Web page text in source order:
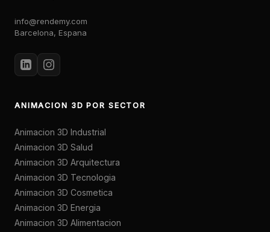
info@rendemy.com
Barcelona, Espana
ANIMACION 3D POR SECTOR
Animacion 3D Industrial
Animacion 3D Salud
Animacion 3D Arquitectura
Animacion 3D Tecnologia
Animacion 3D Cosmetica
Animacion 3D Energia
Animacion 3D Alimentacion